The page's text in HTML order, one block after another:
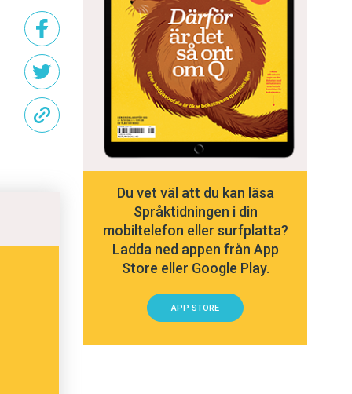
Du vet väl att du kan läsa
Språktidningen i din
mobiltelefon eller surfplatta?
Ladda ned appen från App
Store eller Google Play.
APP STORE